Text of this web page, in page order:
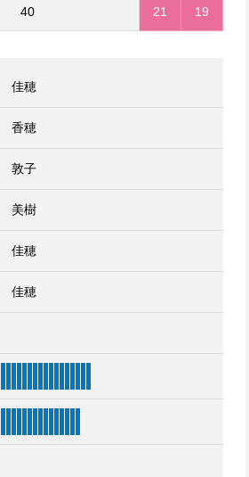
40 21 19
佳穂
香穂
敦子
美樹
佳穂
佳穂